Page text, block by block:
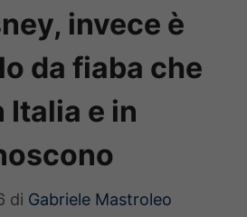
invece è
da fiaba che
Italia e in
di Gabriele Mastroleo